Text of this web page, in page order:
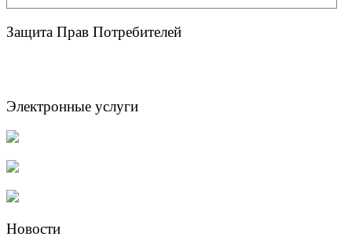
Защита Прав Потребителей
Электронные услуги
Новости